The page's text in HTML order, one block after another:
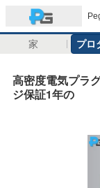
家 プロ
高密度電気プラ
ジ保証1年の